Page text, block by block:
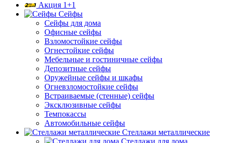
Акция 1+1
Сейфы
Сейфы для дома
Офисные сейфы
Взломостойкие сейфы
Огнестойкие сейфы
Мебельные и гостиничные сейфы
Депозитные сейфы
Оружейные сейфы и шкафы
Огневзломостойкие сейфы
Встраиваемые (стенные) сейфы
Эксклюзивные сейфы
Темпокассы
Автомобильные сейфы
Стеллажи металлические
Стеллажи для дома